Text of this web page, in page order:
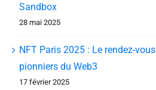
Sandbox
28 mai 2025
NFT Paris 2025 : Le rendez-
pionniers du Web3
17 février 2025